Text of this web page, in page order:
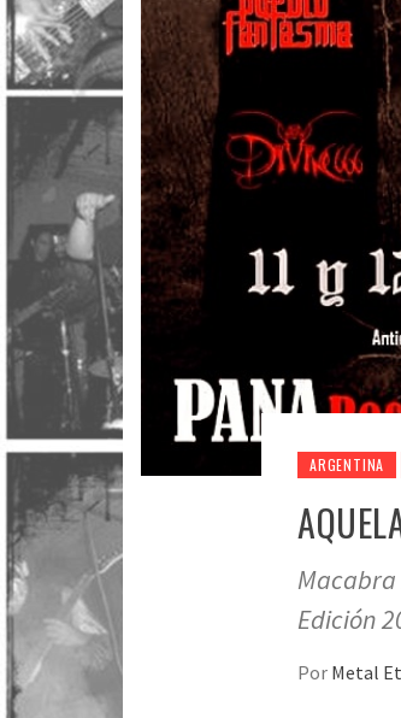
ARGENTINA
Macabra
Edición
Por Metal